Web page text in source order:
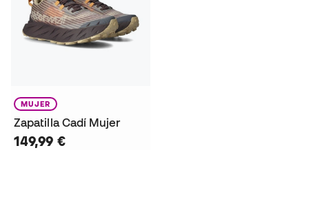
MUJER
Zapatilla Cadí Mujer
149,99 €